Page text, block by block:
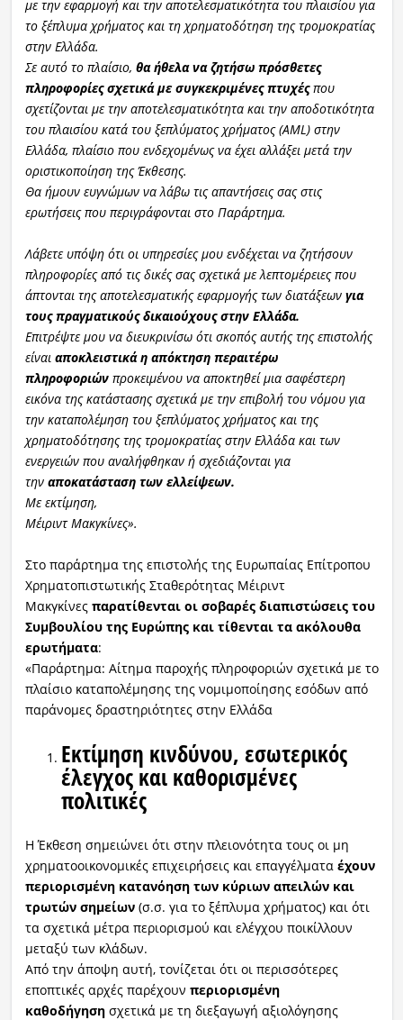
με την εφαρμογή και την αποτελεσματικότητα του πλαισίου για
το ξέπλυμα χρήματος και τη χρηματοδότηση της τρομοκρατίας
στην Ελλάδα.
Σε αυτό το πλαίσιο, θα ήθελα να ζητήσω πρόσθετες
πληροφορίες σχετικά με συγκεκριμένες πτυχέςπου
σχετίζονται με την αποτελεσματικότητα και την αποδοτικότητα
του πλαισίου κατά του ξεπλύματος χρήματος (AML) στην
Ελλάδα, πλαίσιο που ενδεχομένως να έχει αλλάξει μετά την
οριστικοποίηση της Έκθεσης.
Θα ήμουν ευγνώμων να λάβω τις απαντήσεις σας στις
ερωτήσεις που περιγράφονται στο Παράρτημα.
Λάβετε υπόψη ότι οι υπηρεσίες μου ενδέχεται να ζητήσουν
πληροφορίες από τις δικές σας σχετικά με λεπτομέρειες που
άπτονται της αποτελεσματικής εφαρμογής των διατάξεων για
τους πραγματικούς δικαιούχους στην Ελλάδα.
Επιτρέψτε μου να διευκρινίσω ότι σκοπός αυτής της επιστολής
είναι αποκλειστικά η απόκτηση περαιτέρω
πληροφοριώνπροκειμένου να αποκτηθεί μια σαφέστερη
εικόνα της κατάστασης σχετικά με την επιβολή του νόμου για
την καταπολέμηση του ξεπλύματος χρήματος και της
χρηματοδότησης της τρομοκρατίας στην Ελλάδα και των
ενεργειών που αναλήφθηκαν ή σχεδιάζονται για
την αποκατάσταση των ελλείψεων.
Με εκτίμηση,
Μέιριντ Μακγκίνες».
Στο παράρτημα της επιστολής της Ευρωπαίας Επίτροπου
Χρηματοπιστωτικής Σταθερότητας Μέιριντ
Μακγκίνες παρατίθενται οι σοβαρές διαπιστώσεις του
Συμβουλίου της Ευρώπης και τίθενται τα ακόλουθα
ερωτήματα:
«Παράρτημα: Αίτημα παροχής πληροφοριών σχετικά με το
πλαίσιο καταπολέμησης της νομιμοποίησης εσόδων από
παράνομες δραστηριότητες στην Ελλάδα
Εκτίμηση κινδύνου, εσωτερικός
έλεγχος και καθορισμένες
πολιτικές
Η Έκθεση σημειώνει ότι στην πλειονότητα τους οι μη
χρηματοοικονομικές επιχειρήσεις και επαγγέλματα έχουν
περιορισμένη κατανόηση των κύριων απειλών και
τρωτών σημείων(σ.σ. για το ξέπλυμα χρήματος) και ότι
τα σχετικά μέτρα περιορισμού και ελέγχου ποικίλλουν
μεταξύ των κλάδων.
Από την άποψη αυτή, τονίζεται ότι οι περισσότερες
εποπτικές αρχές παρέχουν περιορισμένη
καθοδήγησησχετικά με τη διεξαγωγή αξιολόγησης